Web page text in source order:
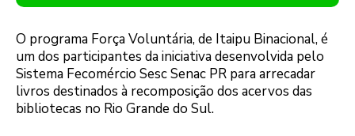
O programa Força Voluntária, de Itaipu Binacional, é
um dos participantes da iniciativa desenvolvida pelo
Sistema Fecomércio Sesc Senac PR para arrecadar
livros destinados à recomposição dos acervos das
bibliotecas no Rio Grande do Sul.